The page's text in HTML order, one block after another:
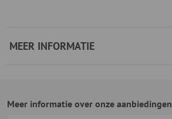
MEER INFORMATIE
Meer informatie over onze aanbiedingen